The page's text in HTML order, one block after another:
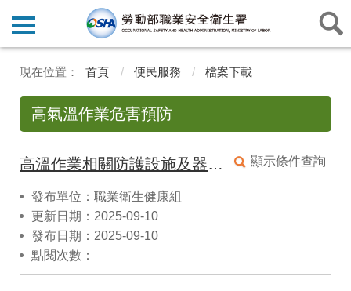
首頁 便民服務 檔案下載
高氣溫作業危害預防
顯示條件查詢
高溫作業相關防護設施及器具補助
發布單位：職業衛生健康組
更新日期：2025-09-10
發布日期：2025-09-10
點閱次數：